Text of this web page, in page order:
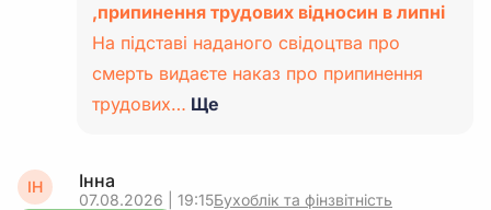
,припинення трудових відносин в липні
На підставі наданого свідоцтва про
смерть видаєте наказ про припинення
трудових… Ще
ІН Інна
07.08.2026 | 19:15Бухоблік та фінзвітність